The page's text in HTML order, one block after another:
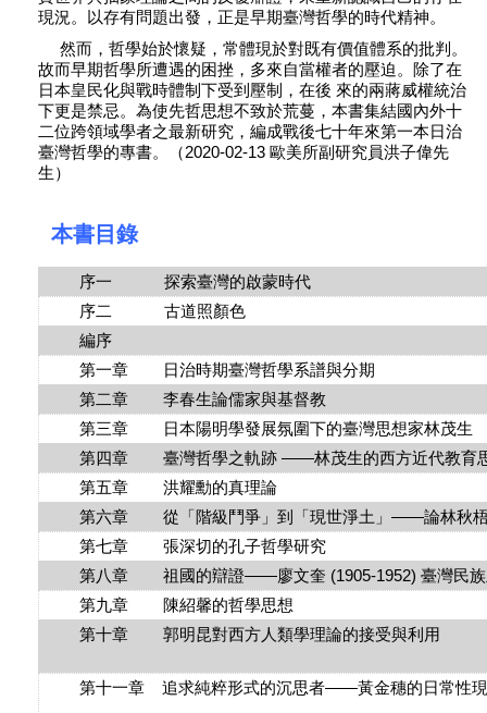
現況。以存有問題出發，正是早期臺灣哲學的時代精神。
然而，哲學始於懷疑，常體現於對既有價值體系的批判。
故而早期哲學所遭遇的困挫，多來自當權者的壓迫。除了在
日本皇民化與戰時體制下受到壓制，在後 來的兩蔣威權統治
下更是禁忌。為使先哲思想不致於荒蔓，本書集結國內外十
二位跨領域學者之最新研究，編成戰後七十年來第一本日治
臺灣哲學的專書。（2020-02-13 歐美所副研究員洪子偉先
生）
本書目錄
序一 探索臺灣的啟蒙時代
序二 古道照顏色
編序
第一章 日治時期臺灣哲學系譜與分期
第二章 李春生論儒家與基督教
第三章 日本陽明學發展氛圍下的臺灣思想家林茂生
第四章 臺灣哲學之軌跡 ——林茂生的西方近代教育思
第五章 洪耀勳的真理論
第六章 從「階級鬥爭」到「現世淨土」——論林秋梧
第七章 張深切的孔子哲學研究
第八章 祖國的辯證——廖文奎 (1905-1952) 臺灣民族
第九章 陳紹馨的哲學思想
第十章 郭明昆對西方人類學理論的接受與利用
第十一章 追求純粹形式的沉思者——黃金穗的日常性現